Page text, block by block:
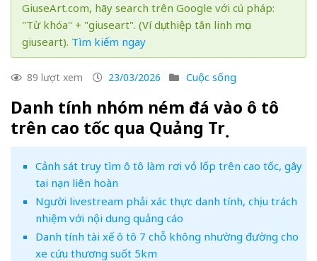
GiuseArt.com, hãy search trên Google với cú pháp:
"Từ khóa" + "giuseart". (Ví dụ: thiệp tân linh mục
giuseart). Tìm kiếm ngay
89 lượt xem 23/03/2026 Cuộc sống
Danh tính nhóm ném đá vào ô tô
trên cao tốc qua Quảng Trị
Cảnh sát truy tìm ô tô làm rơi vỏ lốp trên cao tốc, gây
tai nạn liên hoàn
Người livestream phải xác thực danh tính, chịu trách
nhiệm với nội dung quảng cáo
Danh tính tài xế ô tô 7 chỗ không nhường đường cho
xe cứu thương suốt 5km